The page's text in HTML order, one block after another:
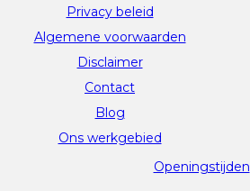
Privacy beleid
Algemene voorwaarden
Disclaimer
Contact
Blog
Ons werkgebied
Openingstijden